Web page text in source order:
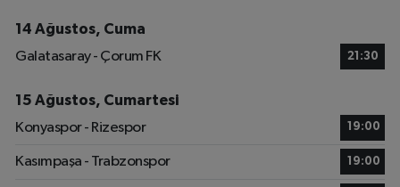
14 Ağustos, Cuma
Galatasaray - Çorum FK
21:30
15 Ağustos, Cumartesi
Konyaspor - Rizespor
19:00
Kasımpaşa - Trabzonspor 19:00